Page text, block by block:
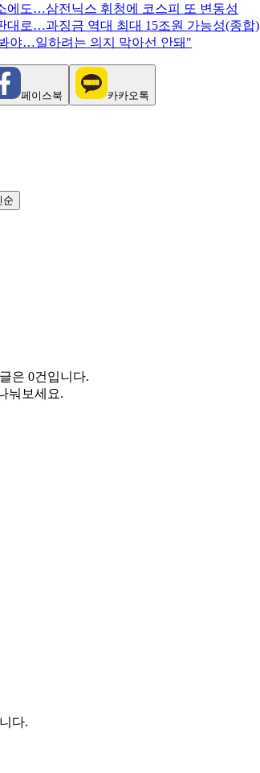
에도…삼전닉스 휘청에 코스피 또 변동성
대로…과징금 역대 최대 15조원 가능성(종합)
야…일하려는 의지 막아선 안돼"
페이스북 카카오톡
순
은 0건입니다.
눠보세요.
다.